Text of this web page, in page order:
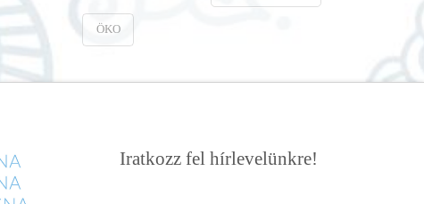
ÖKO
Iratkozz fel hírlevelünkre!